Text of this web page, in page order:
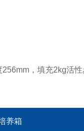
256mm ，填充2kg活
养箱